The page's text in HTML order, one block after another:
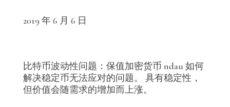
2019 年 6 月 6 日
比特币波动性问题：保值加密货币 ndau 如何
解决稳定币无法应对的问题。 具有稳定性，
但价值会随需求的增加而上涨。